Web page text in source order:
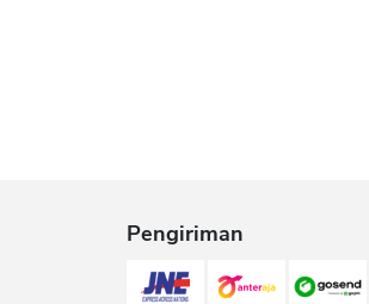
Pengiriman